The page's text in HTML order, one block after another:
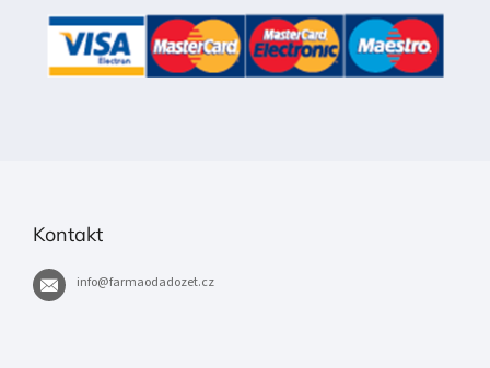
Kontakt
info@farmaodadozet.cz